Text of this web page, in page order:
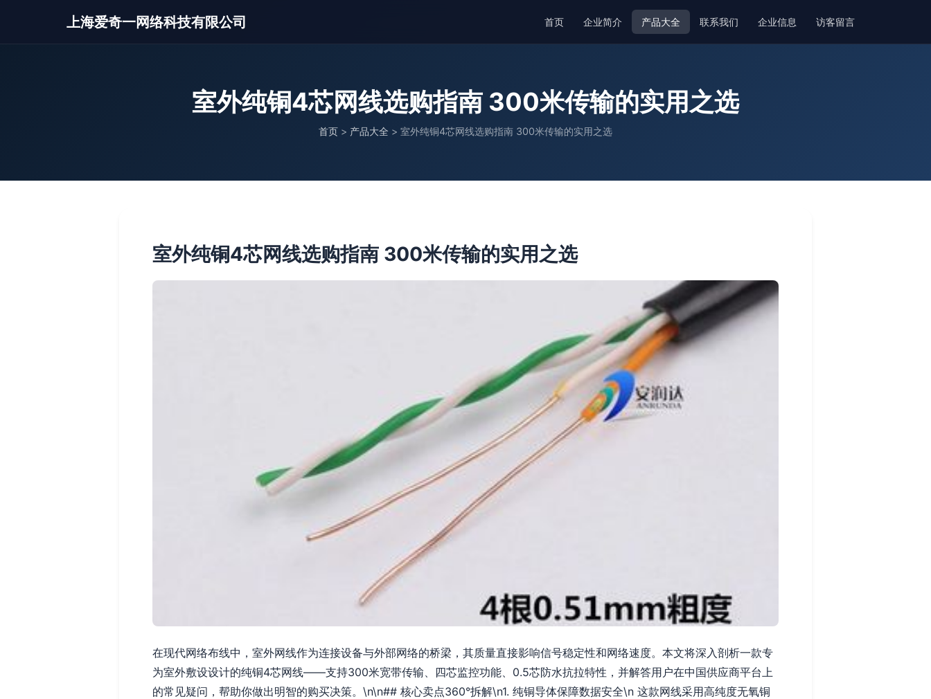
上海爱奇一网络科技有限公司 首页 企业简介 产品大全 联系我们 企业信息 访客留言
室外纯铜4芯网线选购指南 300米传输的实用之选
首页 > 产品大全 > 室外纯铜4芯网线选购指南 300米传输的实用之选
室外纯铜4芯网线选购指南 300米传输的实用之选
在现代网络布线中，室外网线作为连接设备与外部网络的桥梁，其质量直接影响信号稳定性和网络速度。本文将深入剖析一款专
为室外敷设设计的纯铜4芯网线——支持300米宽带传输、四芯监控功能、0.5芯防水抗拉特性，并解答用户在中国供应商平台上
的常见疑问，帮助你做出明智的购买决策。\n\n## 核心卖点360°拆解\n1. 纯铜导体保障数据安全\n 这款网线采用高纯度无氧铜